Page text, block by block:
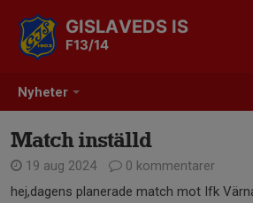
Nyheter
GISLAVEDS IS
F13/14
Match inställd
19 aug 2024
0 kommentarer
hej,dagens planerade match mot Ifk